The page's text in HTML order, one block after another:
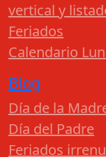
vertical y
Feriados
Calendario
Blog
Día de la
Día del Padre
Feriados